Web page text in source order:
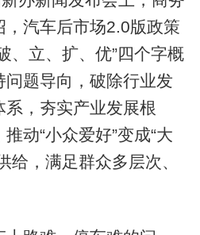
汽车后市场2.0版政策
、立、扩、优”四个字概
题导向，破除行业发
系，夯实产业发展根
动“小众爱好”变成“大
给，满足群众多层次、